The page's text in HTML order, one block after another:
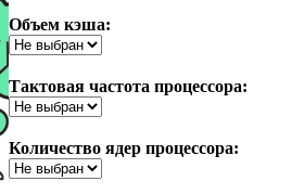
Объем кэша:
Тактовая частота процессора:
Количество ядер процессора: